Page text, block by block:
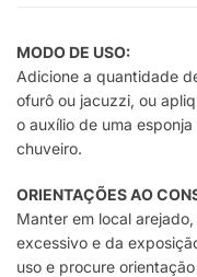
MODO DE USO:
Adicione a quantidade
ofurô ou jacuzzi, ou
o auxílio de uma
chuveiro.
ORIENTAÇÕES AO
Manter em local
excessivo e da
uso e procure